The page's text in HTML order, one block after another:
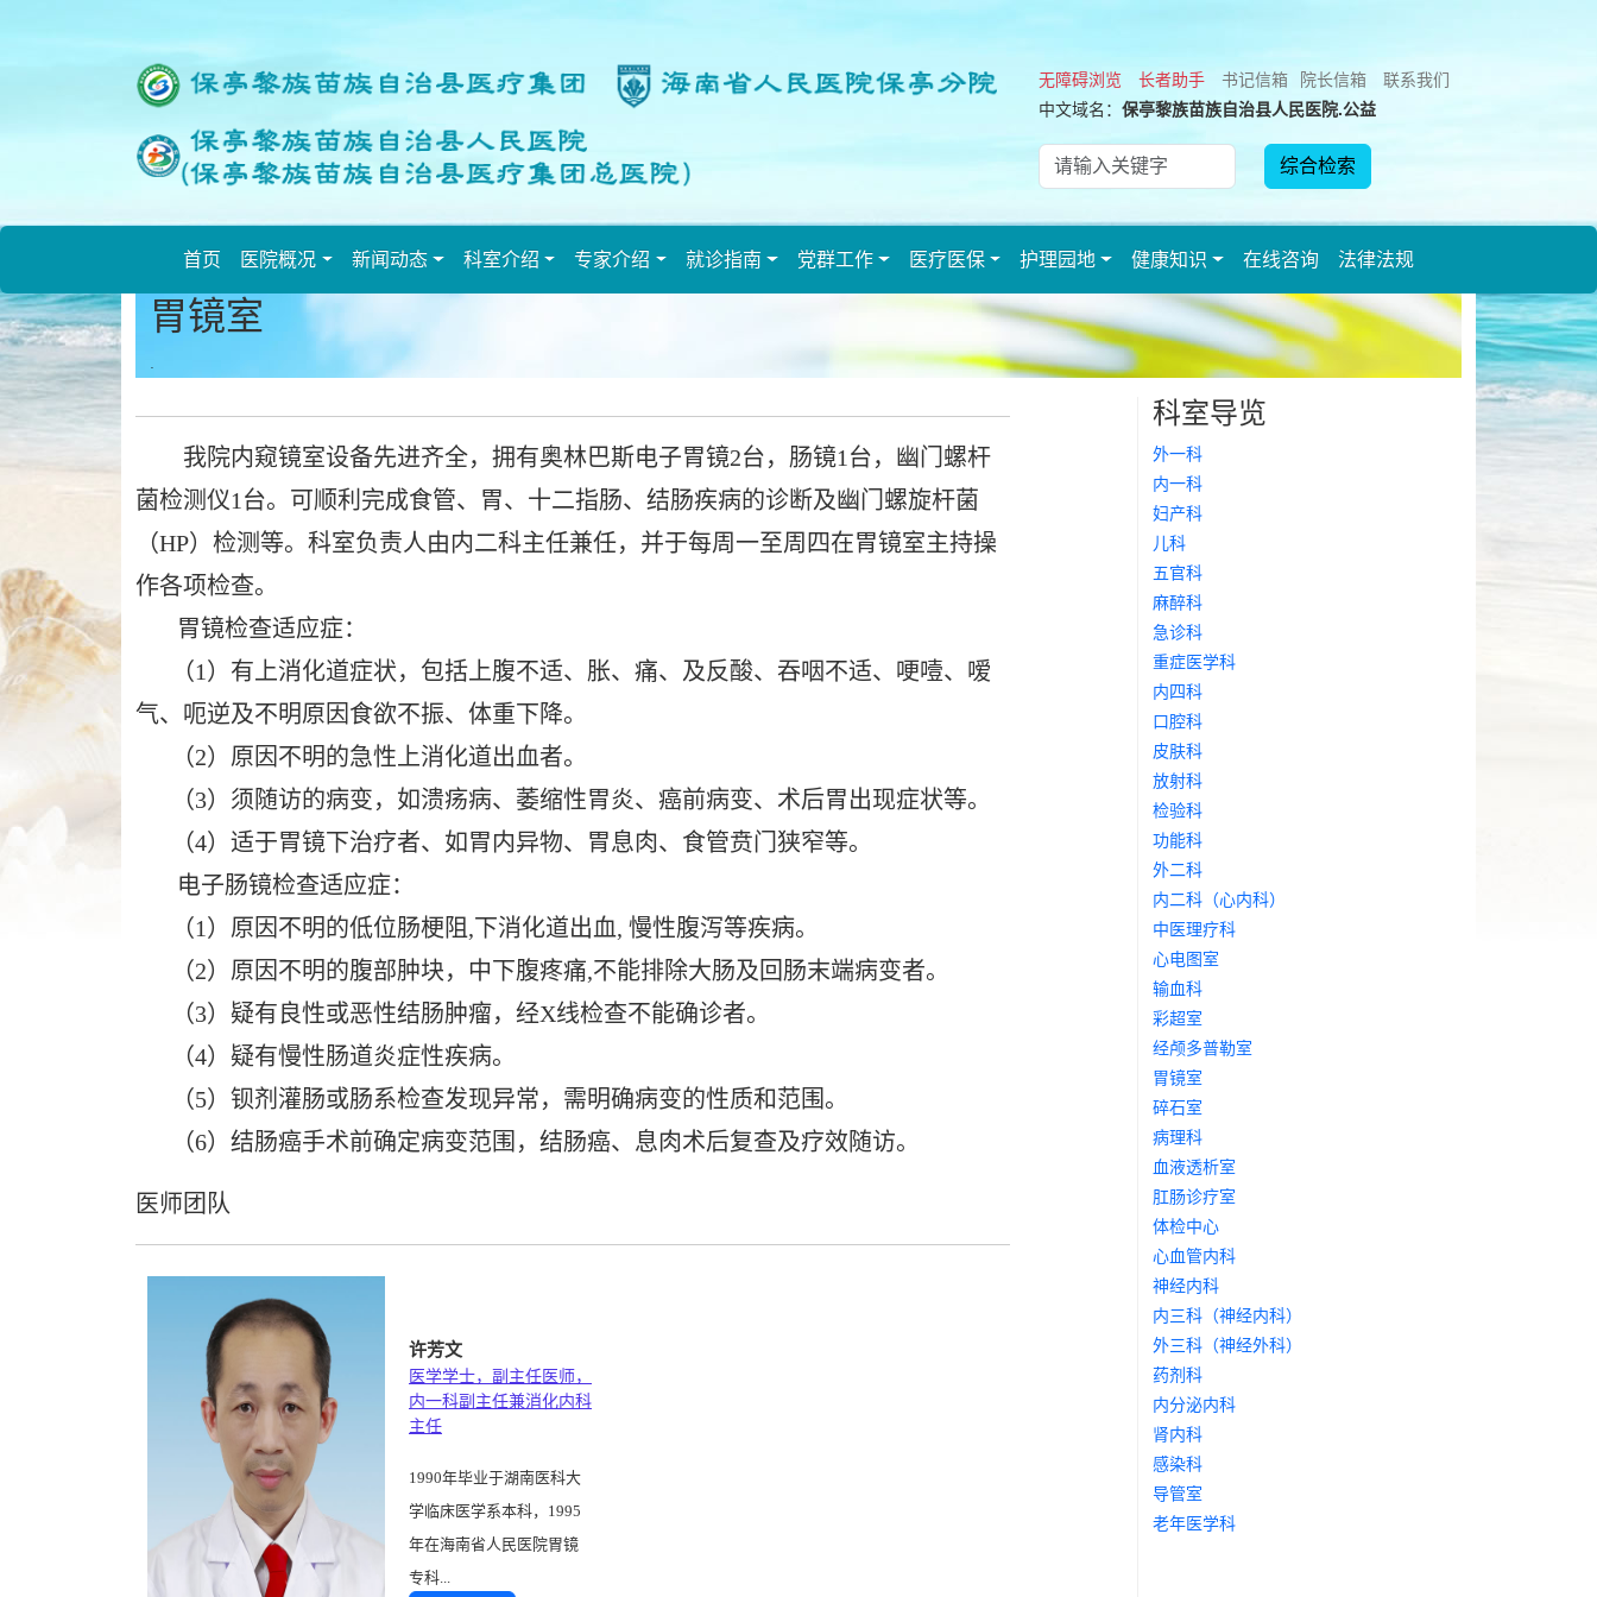
人
院,
盲
智
能
引
导，
请
无障碍浏览 长者助手 书记信箱 院长信箱
联系我们
中文域名： 保亭黎族苗族自治县人民医院.公益
首页 医院概况 新闻动态 科室介绍 专家介绍 就诊指南 党群工作 医疗医保 护理园地 健康知识 在线咨询 法律法规
胃镜室
.
我院内窥镜室设备先进齐全，拥有奥林巴斯电子胃镜2台，肠镜1台，幽门螺杆
菌检测仪1台。可顺利完成食管、胃、十二指肠、结肠疾病的诊断及幽门螺旋杆菌
（HP）检测等。科室负责人由内二科主任兼任，并于每周一至周四在胃镜室主持操
作各项检查。
胃镜检查适应症：
（1）有上消化道症状，包括上腹不适、胀、痛、及反酸、吞咽不适、哽噎、嗳
气、呃逆及不明原因食欲不振、体重下降。
（2）原因不明的急性上消化道出血者。
（3）须随访的病变，如溃疡病、萎缩性胃炎、癌前病变、术后胃出现症状等。
（4）适于胃镜下治疗者、如胃内异物、胃息肉、食管贲门狭窄等。
电子肠镜检查适应症：
（1）原因不明的低位肠梗阻,下消化道出血, 慢性腹泻等疾病。
（2）原因不明的腹部肿块，中下腹疼痛,不能排除大肠及回肠末端病变者。
（3）疑有良性或恶性结肠肿瘤，经X线检查不能确诊者。
（4）疑有慢性肠道炎症性疾病。
（5）钡剂灌肠或肠系检查发现异常，需明确病变的性质和范围。
（6）结肠癌手术前确定病变范围，结肠癌、息肉术后复查及疗效随访。
医师团队
许芳文
医学学士，副主任医师，
内一科副主任兼消化内科
主任
1990年毕业于湖南医科大
学临床医学系本科，1995
年在海南省人民医院胃镜
专科...
科室导览
外一科
内一科
妇产科
儿科
五官科
麻醉科
急诊科
重症医学科
内四科
口腔科
皮肤科
放射科
检验科
功能科
外二科
内二科（心内科）
中医理疗科
心电图室
输血科
彩超室
经颅多普勒室
胃镜室
碎石室
病理科
血液透析室
肛肠诊疗室
体检中心
心血管内科
神经内科
内三科（神经内科）
外三科（神经外科）
药剂科
内分泌内科
肾内科
感染科
导管室
老年医学科